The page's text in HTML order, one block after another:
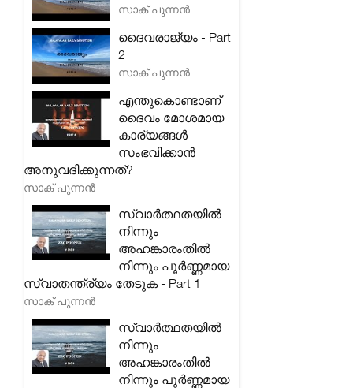
സാക് പുന്നൻ
ദൈവരാജ്യം - Part
2
സാക് പുന്നൻ
എന്തുകൊണ്ടാണ്
ദൈവം മോശമായ
കാര്യങ്ങൾ
സംഭവിക്കാൻ
അനുവദിക്കുന്നത്?
സാക് പുന്നൻ
സ്വാർത്ഥതയിൽ
നിന്നും
അഹങ്കാരംതിൽ
നിന്നും പൂർണ്ണമായ
സ്വാതന്ത്ര്യം തേടുക - Part 1
സാക് പുന്നൻ
സ്വാർത്ഥതയിൽ
നിന്നും
അഹങ്കാരംതിൽ
നിന്നും പൂർണ്ണമായ